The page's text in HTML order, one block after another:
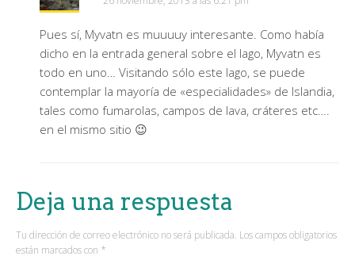
Pues sí, Myvatn es muuuuy interesante. Como había
dicho en la entrada general sobre el lago, Myvatn es
todo en uno… Visitando sólo este lago, se puede
contemplar la mayoría de «especialidades» de Islandia,
tales como fumarolas, campos de lava, cráteres etc….
en el mismo sitio 😉
Deja una respuesta
Tu dirección de correo electrónico no será publicada. Los campos obligatorios
están marcados con *